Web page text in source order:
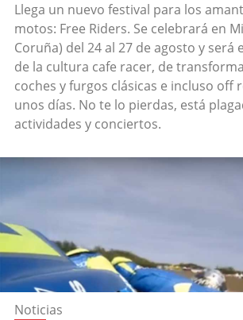
Llega un nuevo festival para los
motos: Free Riders. Se celebrará en
Coruña) del 24 al 27 de agosto y será
de la cultura cafe racer, de
coches y furgos clásicas e incluso off
unos días. No te lo pierdas, está
actividades y conciertos.
Noticias